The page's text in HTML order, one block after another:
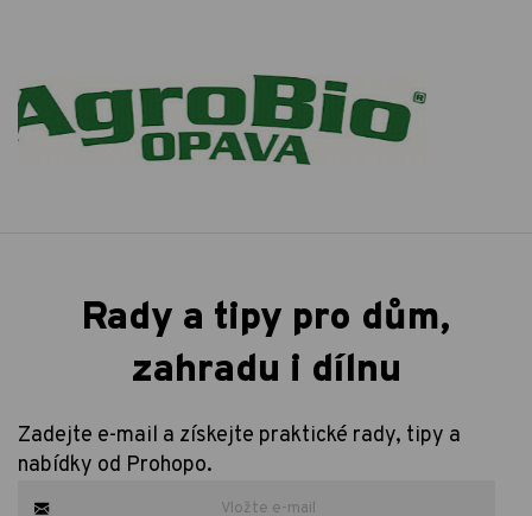
Rady a tipy pro dům,
zahradu i dílnu
Zadejte e-mail a získejte praktické rady, tipy a
nabídky od Prohopo.